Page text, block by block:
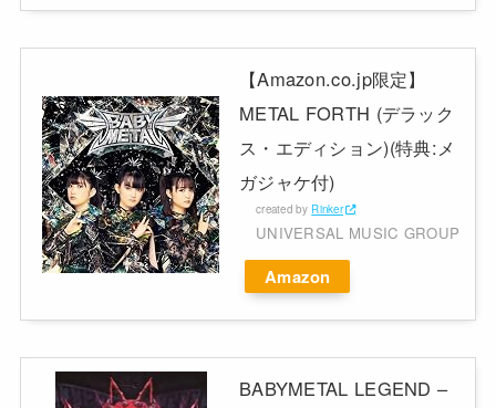
【Amazon.co.jp限定】
METAL FORTH (デラック
ス・エディション)(特典:メ
ガジャケ付)
created by Rinker
UNIVERSAL MUSIC GROUP
Amazon
BABYMETAL LEGEND –